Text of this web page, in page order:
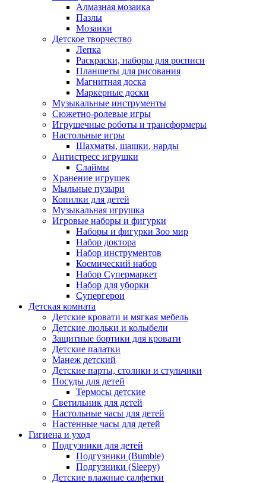
Алмазная мозаика
Пазлы
Мозаики
Детское творчество
Лепка
Раскраски, наборы для росписи
Планшеты для рисования
Магнитная доска
Маркерные доски
Музыкальные инструменты
Сюжетно-ролевые игры
Игрушечные роботы и трансформеры
Настольные игры
Шахматы, шашки, нарды
Антистресс игрушки
Слаймы
Хранение игрушек
Мыльные пузыри
Копилки для детей
Музыкальная игрушка
Игровые наборы и фигурки
Наборы и фигурки Зоо мир
Набор доктора
Набор инструментов
Космический набор
Hабор Супермаркет
Набор для уборки
Супергерои
Детская комната
Детские кровати и мягкая мебель
Детские люльки и колыбели
Защитные бортики для кровати
Детские палатки
Манеж детский
Детские парты, столики и стульчики
Посуды для детей
Термосы детские
Светильник для детей
Настольные часы для детей
Настенные часы для детей
Гигиена и уход
Подгузники для детей
Подгузники (Bumble)
Подгузники (Sleepy)
Детские влажные салфетки